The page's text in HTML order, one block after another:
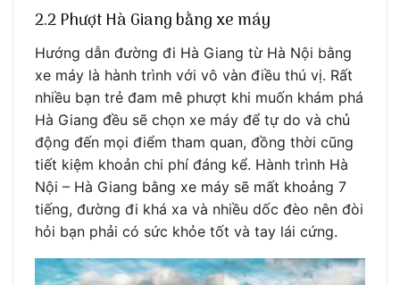
2.2 Phượt Hà Giang bằng xe máy
Hướng dẫn đường đi Hà Giang từ Hà Nội bằng
xe máy là hành trình với vô vàn điều thú vị. Rất
nhiều bạn trẻ đam mê phượt khi muốn khám phá
Hà Giang đều sẽ chọn xe máy để tự do và chủ
động đến mọi điểm tham quan, đồng thời cũng
tiết kiệm khoản chi phí đáng kể. Hành trình Hà
Nội – Hà Giang bằng xe máy sẽ mất khoảng 7
tiếng, đường đi khá xa và nhiều dốc đèo nên đòi
hỏi bạn phải có sức khỏe tốt và tay lái cứng.